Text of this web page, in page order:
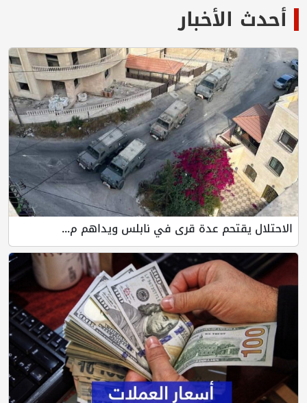
أحدث الأخبار
الاحتلال يقتحم عدة قرى في نابلس ويداهم م...